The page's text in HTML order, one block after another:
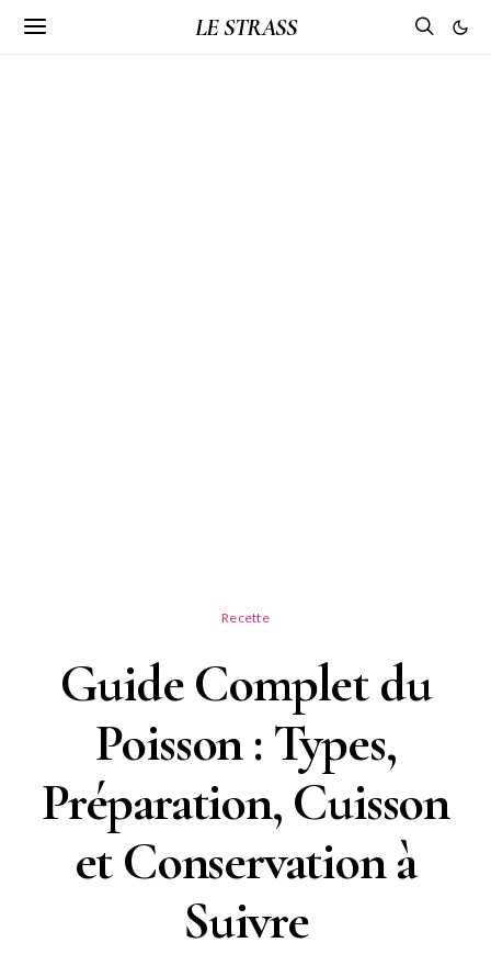
LE STRASS
Recette
Guide Complet du
Poisson : Types,
Préparation, Cuisson
et Conservation à
Suivre